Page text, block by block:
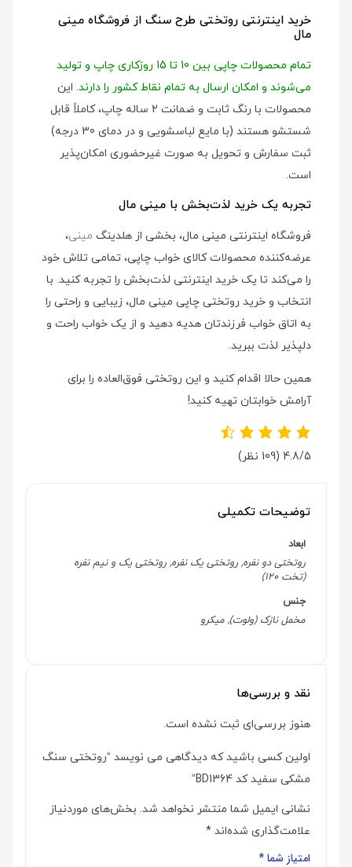
خرید اینترنتی روتختی طرح سنگ از فروشگاه مینی
مال
تمام محصولات چاپی بین 10 تا 15 روزکاری چاپ و تولید
می‌شوند و امکان ارسال به تمام نقاط کشور را دارند. این
محصولات با رنگ ثابت و ضمانت 2 ساله چاپ، کاملاً قابل
شستشو هستند (با مایع لباسشویی و در دمای 30 درجه)
ثبت سفارش و تحویل به صورت غیرحضوری امکان‌پذیر
است.
تجربه یک خرید لذت‌بخش با مینی مال
فروشگاه اینترنتی مینی مال، بخشی از هلدینگ مینی،
عرضه‌کننده محصولات کالای خواب چاپی، تمامی تلاش خود
را می‌کند تا یک خرید اینترنتی لذت‌بخش را تجربه کنید. با
انتخاب و خرید روتختی چاپی مینی مال، زیبایی و راحتی را
به اتاق خواب فرزندتان هدیه دهید و از یک خواب راحت و
دلپذیر لذت ببرید.
همین حالا اقدام کنید و این روتختی فوق‌العاده را برای
آرامش خوابتان تهیه کنید!
4.8/5 (109 نظر)
توضیحات تکمیلی
ابعاد
روتختی دو نفره, روتختی یک نفره, روتختی یک و نیم نفره
(تخت 120)
جنس
مخمل نازک (ولوت), میکرو
نقد و بررسی‌ها
هنوز بررسی‌ای ثبت نشده است.
اولین کسی باشید که دیدگاهی می نویسد “روتختی سنگ
مشکی سفید کد BD1364”
نشانی ایمیل شما منتشر نخواهد شد. بخش‌های موردنیاز
علامت‌گذاری شده‌اند *
امتیاز شما*